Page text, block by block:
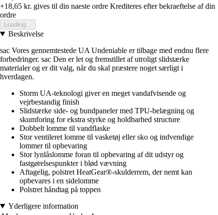
+18,65 kr. gives til din naeste ordre Krediteres efter bekraeftelse af din
ordre
Loading...
Beskrivelse
sac Vores gennemtestede UA Undeniable er tilbage med endnu flere
forbedringer. sac Den er let og fremstillet af utroligt slidstærke
materialer og er dit valg, når du skal præstere noget særligt i
hverdagen.
Storm UA-teknologi giver en meget vandafvisende og
vejrbestandig finish
Slidstærke side- og bundpaneler med TPU-belægning og
skumforing for ekstra styrke og holdbarhed structure
Dobbelt lomme til vandflaske
Stor ventileret lomme til vasketøj eller sko og indvendige
lommer til opbevaring
Stor lynlåslomme foran til opbevaring af dit udstyr og
fastgørelsespunkter i blød vævning
Aftagelig, polstret HeatGear®-skulderrem, der nemt kan
opbevares i en sidelomme
Polstret håndtag på toppen
Yderligere information